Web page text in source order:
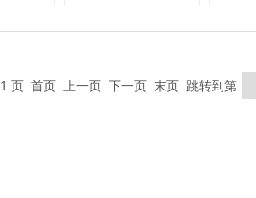
1 页 首页 上一页 下一页 末页 跳转到第